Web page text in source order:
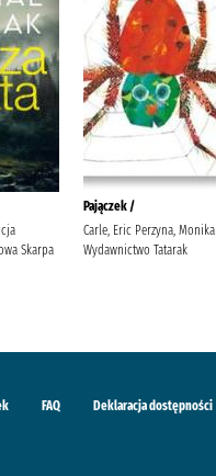
Skarpa
Pajączek /
Carle, Eric Perzyna, Monika
Wydawnictwo Tatarak
FAQ Deklaracja dostępności